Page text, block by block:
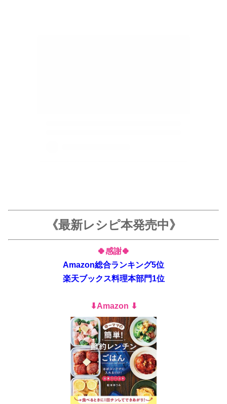
《最新レシピ本発売中》
🍀感謝🍀
Amazon総合ランキング5位
楽天ブックス料理本部門1位
⬇︎Amazon ⬇︎